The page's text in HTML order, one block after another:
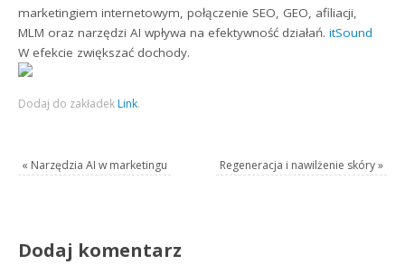
marketingiem internetowym, połączenie SEO, GEO, afiliacji,
MLM oraz narzędzi AI wpływa na efektywność działań.itSound
W efekcie zwiększać dochody.
Dodaj do zakładek Link.
« Narzędzia AI w marketingu Regeneracja i nawilżenie skóry»
Dodaj komentarz